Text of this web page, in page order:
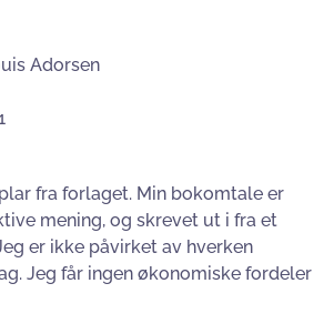
Adorsen
fra forlaget. Min bokomtale er
mening, og skrevet ut i fra et
er ikke påvirket av hverken
Jeg får ingen økonomiske fordeler